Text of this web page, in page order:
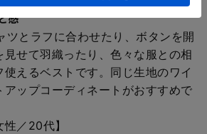
感
ツとラフに合わせたり、ボタンを開
せて羽織ったり、色々な服との相
えるベストです。同じ生地のワイ
アップコーディネートがおすすめで
性／20代】